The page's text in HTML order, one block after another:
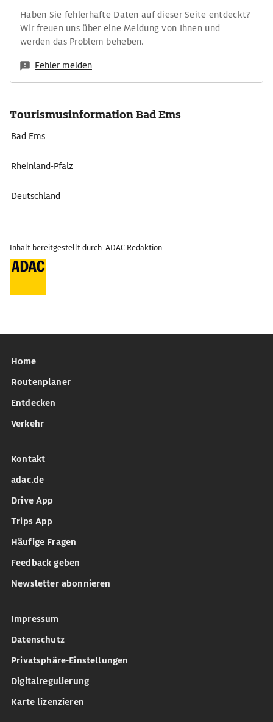
Haben Sie fehlerhafte Daten auf dieser Seite entdeckt?
Wir freuen uns über eine Meldung von Ihnen und
werden das Problem beheben.
Fehler melden
Tourismusinformation Bad Ems
Bad Ems
Rheinland-Pfalz
Deutschland
Inhalt bereitgestellt durch: ADAC Redaktion
Home
Routenplaner
Entdecken
Verkehr
Kontakt
adac.de
Drive App
Trips App
Häufige Fragen
Feedback geben
Newsletter abonnieren
Impressum
Datenschutz
Privatsphäre-Einstellungen
Digitalregulierung
Karte lizenzieren